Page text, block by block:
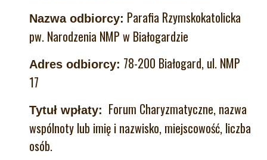
Nazwa odbiorcy: Parafia Rzymskokatolicka
pw. Narodzenia NMP w Białogardzie
Adres odbiorcy: 78-200 Białogard, ul. NMP
17
Tytuł wpłaty: Forum Charyzmatyczne, nazwa
wspólnoty lub imię i nazwisko, miejscowość, liczba
osób.